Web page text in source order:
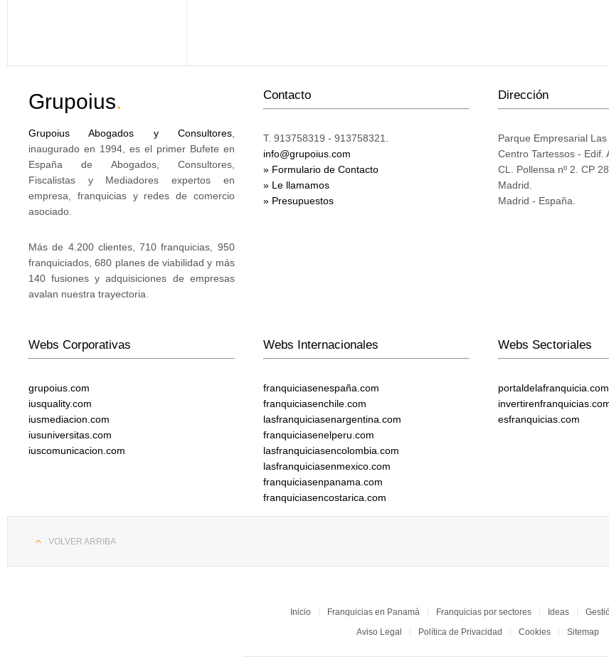
Grupoius.
Grupoius Abogados y Consultores,
inaugurado en 1994, es el primer Bufete en
España de Abogados, Consultores,
Fiscalistas y Mediadores expertos en
empresa, franquicias y redes de comercio
asociado.
Más de 4.200 clientes, 710 franquicias, 950
franquiciados, 680 planes de viabilidad y más
140 fusiones y adquisiciones de empresas
avalan nuestra trayectoria.
Contacto
T. 913758319 - 913758321.
info@grupoius.com
» Formulario de Contacto
» Le llamamos
» Presupuestos
Dirección
Parque Empresarial Las
Centro Tartessos - Edif.
CL. Pollensa nº 2. CP
Madrid.
Madrid - España.
Webs Corporativas
grupoius.com
iusquality.com
iusmediacion.com
iusuniversitas.com
iuscomunicacion.com
Webs Internacionales
franquiciasenespaña.com
franquiciasenchile.com
lasfranquiciasenargentina.com
franquiciasenelperu.com
lasfranquiciasencolombia.com
lasfranquiciasenmexico.com
franquiciasenpanama.com
franquiciasencostarica.com
Webs Sectoriales
portaldelafranquicia.com
esfranquicias.com
VOLVER ARRIBA
Inicio Franquicias en Panamá Franquicias por sectores Ideas
Aviso Legal
Política de Privacidad Cookies Sitemap